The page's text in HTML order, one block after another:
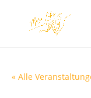
« Alle